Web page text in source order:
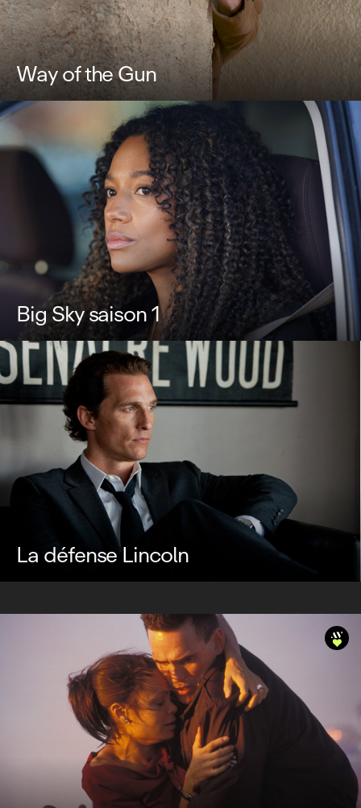
Way of the Gun
Big Sky saison 1
La défense Lincoln